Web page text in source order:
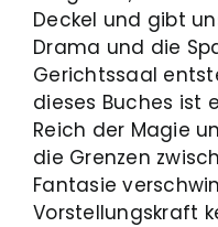
Deckel und gibt
Drama und die
Gerichtssaal
dieses Buches ist
Reich der Magie
die Grenzen
Fantasie
Vorstellungskraft